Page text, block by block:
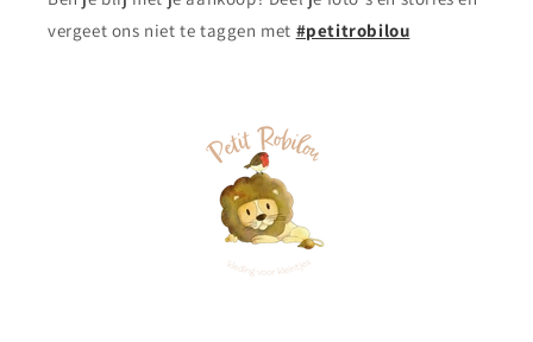
vergeet ons niet te taggen met #petitrobilou